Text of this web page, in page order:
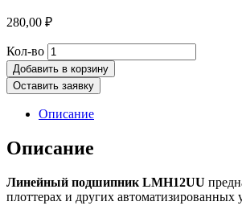
280,00 ₽
Кол-во Количество
товара
Линейный
подшипник
Добавить в корзину
Оставить заявку
Описание
Описание
Линейный подшипник LMH12UU
плоттерах и других